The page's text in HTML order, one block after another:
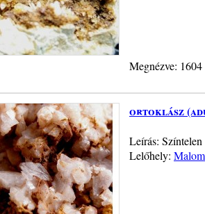
Megnézve:
ortoklász
Leírás:
Lelőhely: